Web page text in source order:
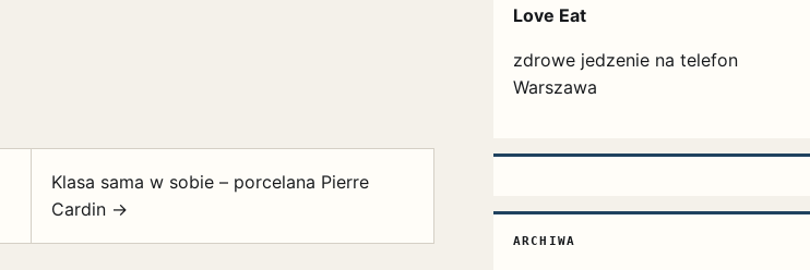
Klasa sama w sobie – porcelana Pierre
Cardin →
Love Eat
zdrowe jedzenie na telefon
Warszawa
ARCHIWA